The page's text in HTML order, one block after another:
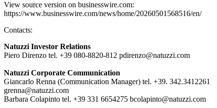
View source version on businesswire.com:
https://www.businesswire.com/news/home/20260501568516/en/
Contacts:
Natuzzi Investor Relations
Piero Direnzo tel. +39 080-8820-812 pdirenzo@natuzzi.com
Natuzzi Corporate Communication
Giancarlo Renna (Communication Manager) tel. +39. 342.3412261
grenna@natuzzi.com
Barbara Colapinto tel. +39 331 6654275 bcolapinto@natuzzi.com